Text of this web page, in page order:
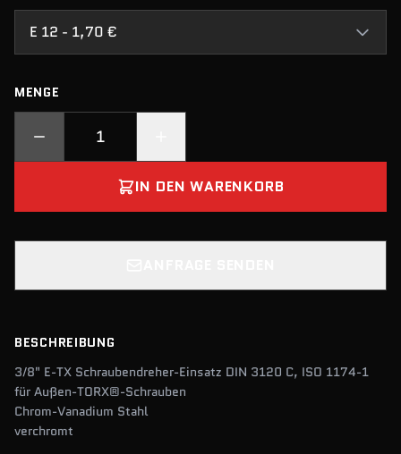
E 12 - 1,70 €
MENGE
IN DEN WARENKORB
BESCHREIBUNG
3/8" E-TX Schraubendreher-Einsatz DIN 3120 C, ISO 1174-1
für Außen-TORX®-Schrauben
Chrom-Vanadium Stahl
verchromt